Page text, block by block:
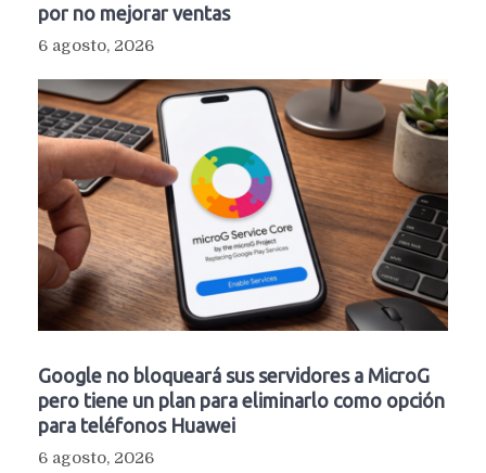
por no mejorar ventas
6 agosto, 2026
Google no bloqueará sus servidores a MicroG
pero tiene un plan para eliminarlo como opción
para teléfonos Huawei
6 agosto, 2026